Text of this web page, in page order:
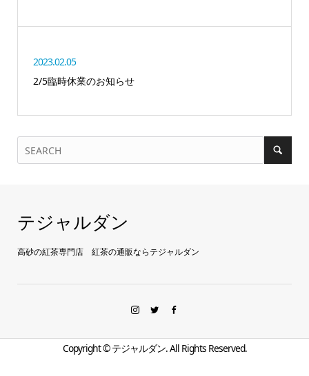
2023.02.05
2/5臨時休業のお知らせ
テジャルダン
高砂の紅茶専門店 紅茶の通販ならテジャルダン
Copyright ©テジャルダン. All Rights Reserved.